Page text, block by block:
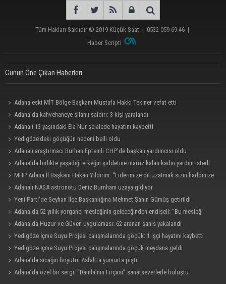
Tüm Hakları Saklıdır © 2019 Küçük Saat | 0532 059 69 46 |
Haber Scripti
Günün Öne Çıkan Haberleri
Adana eski MİT Bölge Başkanı Mustafa Hakkı Tekiner vefat etti
Adana’da kahvehaneye silahlı saldırı: 3 kişi yaralandı
Adanalı 13 yaşındaki Ela Nur şelalede hayatını kaybetti
Yedigöze’deki göçüğün nedeni belli oldu
Adanalı araştırmacı Burhan Eptemli CHP’de başkan yardımcısı oldu
Adana’da birlikte yaşadığı erkeğin şiddetine maruz kalan kadın yardım istedi
MHP Adana İl Başkanı Hakan Yıldırım: “Liderimize dil uzatmak sizin haddinize
değildir”
Adanalı NASA astronotu Deniz Burnham uzaya gidiyor
Yeni Parti'de Seyhan İlçe Başkanlığına Mehmet Şahin Gümüş getirildi
Adana’da 52 yıllık yorgancı mesleğinin geleceğinden endişeli: “Bu mesleği
çocuğuma bile öğretemedim”
Adana’da Huzur ve Güven uygulaması: 62 aranan şahıs yakalandı
Yedigöze İçme Suyu Projesi çalışmalarında göçük: 1 işçi hayatını kaybetti
Yedigöze İçme Suyu Projesi çalışmalarında göçük meydana geldi
Adana’da sıcağın boyutu: Asfaltta yumurta pişti
Adana’da özel bir sergi: “Damla’nın Fırçası” sanatseverlerle buluştu